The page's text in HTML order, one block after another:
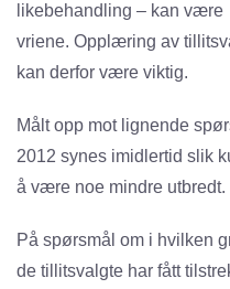
likebehandling – kan være
vriene. Opplæring av
kan derfor være viktig.
Målt opp mot lignende
2012 synes imidlertid slik
å være noe mindre utbredt.
På spørsmål om i hvilken
de tillitsvalgte har fått